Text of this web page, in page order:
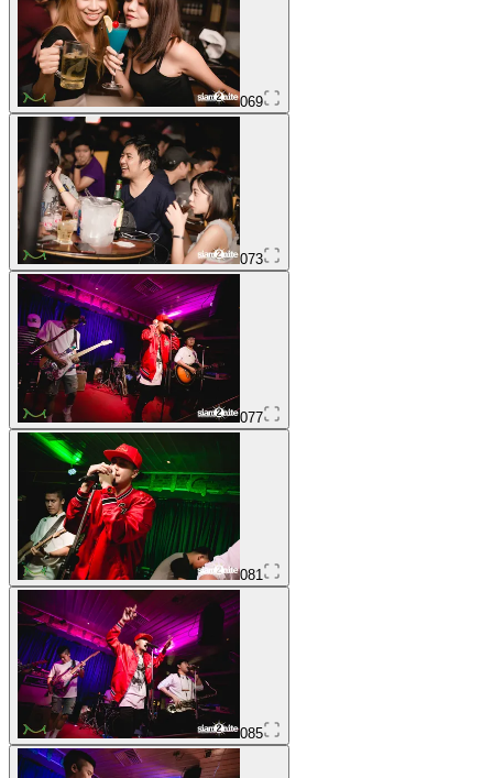
069
073
077
081
085